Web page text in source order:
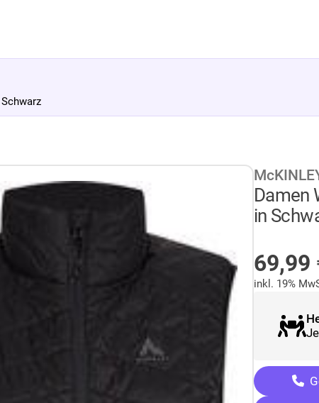
Damen
in
69,99
inkl. 19%